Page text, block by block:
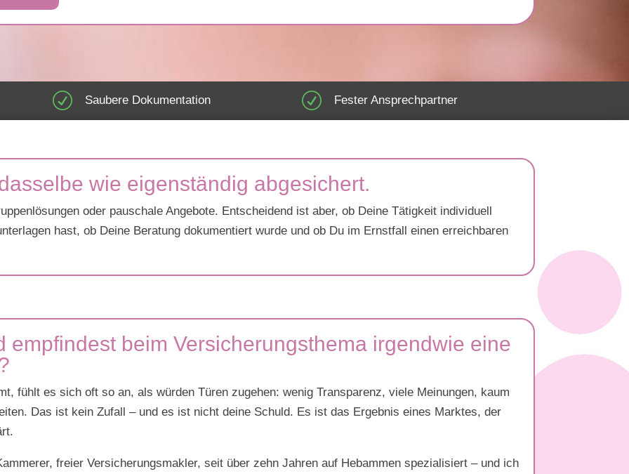
R Saubere Dokumentation R Fester Ansprechpartner
wie eigenständig abgesichert.
oder pauschale Angebote. Entscheidend ist aber, ob Deine Tätigkeit individuell
hast, ob Deine Beratung dokumentiert wurde und ob Du im Ernstfall einen erreichbaren
empfindest beim Versicherungsthema irgendwie eine
fühlt es sich oft so an, als würden Türen zugehen: wenig Transparenz, viele Meinungen, kaum
Das ist kein Zufall – und es ist nicht deine Schuld. Es ist das Ergebnis eines Marktes, der
freier Versicherungsmakler, seit über zehn Jahren auf Hebammen spezialisiert – und ich